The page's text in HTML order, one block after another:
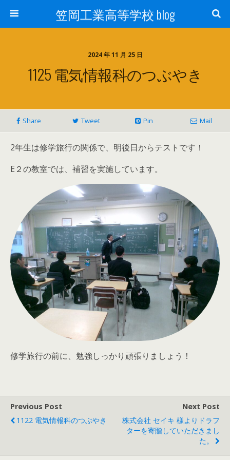
笠岡工業高等学校 blog
2024 年 11 月 25 日
1125 電気情報科のつぶやき
Share Tweet Pin Mail
2年生は修学旅行の関係で、明後日からテストです！
E２の教室では、補習を実施しています。
修学旅行の前に、勉強しっかり頑張りましょう！
Previous Post
1122 電気情報科のつぶやき
Next Post
株式会社 セイキ 様よりドラフ
ターを寄贈していただきまし
た。